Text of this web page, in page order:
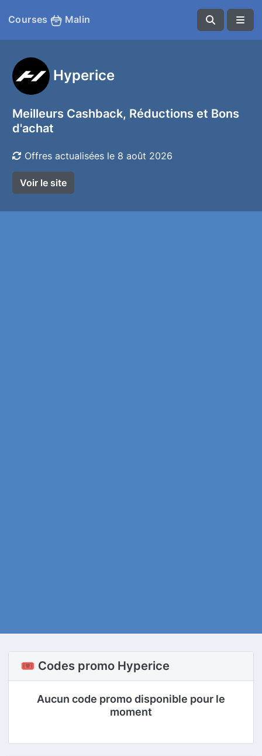
Courses Malin
Hyperice
Meilleurs Cashback, Réductions et Bons
d'achat
Offres actualisées le 8 août 2026
Voir le site
🎟️ Codes promo Hyperice
Aucun code promo disponible pour le
moment